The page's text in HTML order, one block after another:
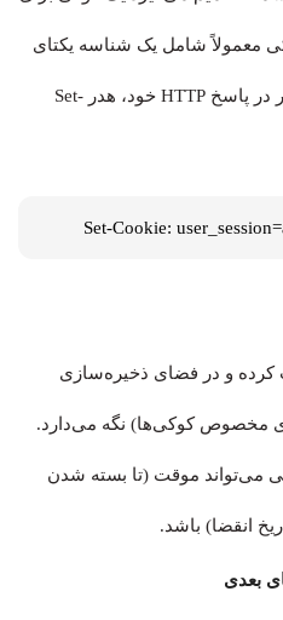
معمولاً شامل یک شناسه یکتای
نشست (Session ID) است. سرور در پاسخ HTTP خود، هدر Set-
Set-Cookie:
کرده و در فضای ذخیره‌سازی
مخصوص کوکی‌ها) نگه می‌دارد.
می‌تواند موقت (تا بسته شدن
انقضا) باشد.